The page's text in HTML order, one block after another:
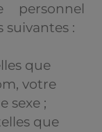
personnel
:
que
votre
sexe ;
que